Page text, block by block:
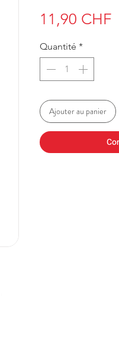
11,90 CHF
Quantité *
Ajouter au panier